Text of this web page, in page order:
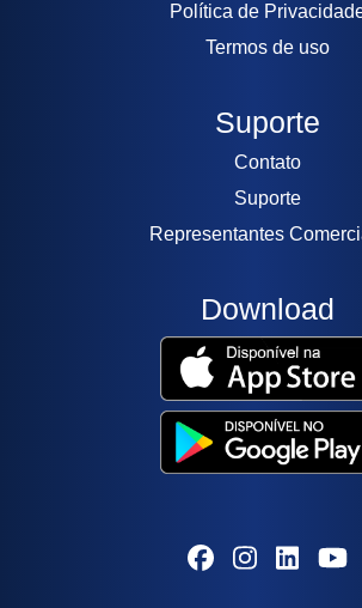
Política de
Termos de uso
Suporte
Contato
Suporte
Representantes
Download